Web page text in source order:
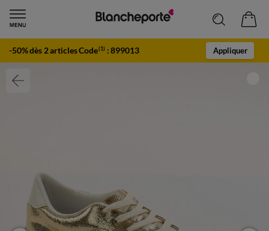
-50% dès 2 articles Code(1) :899013 Appliquer